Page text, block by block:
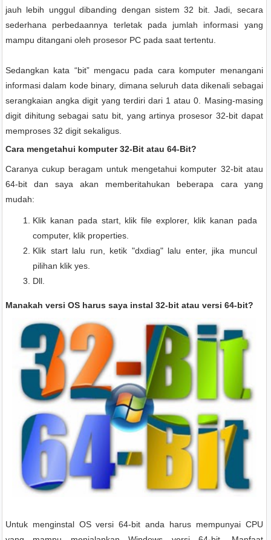
jauh lebih unggul dibanding dengan sistem 32 bit. Jadi, secara
sederhana perbedaannya terletak pada jumlah informasi yang
mampu ditangani oleh prosesor PC pada saat tertentu.
Sedangkan kata “bit” mengacu pada cara komputer menangani
informasi dalam kode binary, dimana seluruh data dikenali sebagai
serangkaian angka digit yang terdiri dari 1 atau 0. Masing-masing
digit dihitung sebagai satu bit, yang artinya prosesor 32-bit dapat
memproses 32 digit sekaligus.
Cara mengetahui komputer 32-Bit atau 64-Bit?
Caranya cukup beragam untuk mengetahui komputer 32-bit atau
64-bit dan saya akan memberitahukan beberapa cara yang
mudah:
Klik kanan pada start, klik file explorer, klik kanan pada
computer, klik properties.
Klik start lalu run, ketik "dxdiag" lalu enter, jika muncul
pilihan klik yes.
Dll.
Manakah versi OS harus saya instal 32-bit atau versi 64-bit?
Untuk menginstal OS versi 64-bit anda harus mempunyai CPU